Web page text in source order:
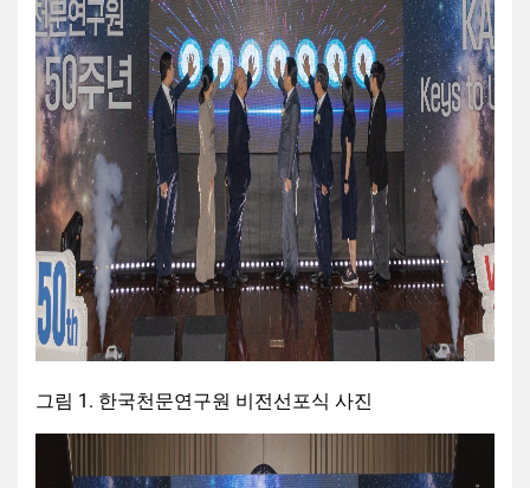
그림 1. 한국천문연구원 비전선포식 사진